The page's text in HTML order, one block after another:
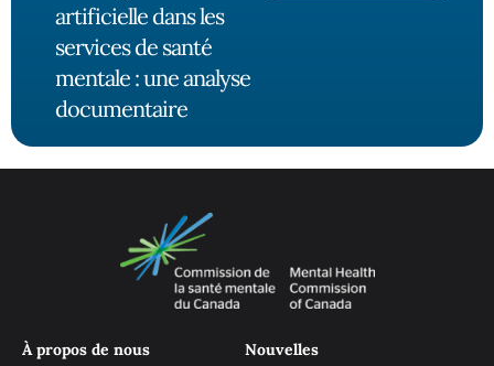
artificielle dans les
services de santé
mentale : une analyse
documentaire
À propos de nous Nouvelles